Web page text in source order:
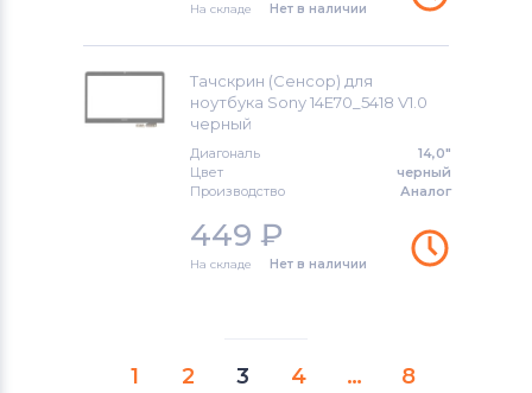
На складе Нет в наличии
Тачскрин (Сенсор) для
ноутбука Sony 14E70_5418 V1.0
черный
Диагональ
14,0"
Цвет
черный
Производство
Аналог
449 ₽
На складе Нет в наличии
1 2 3 4 … 8